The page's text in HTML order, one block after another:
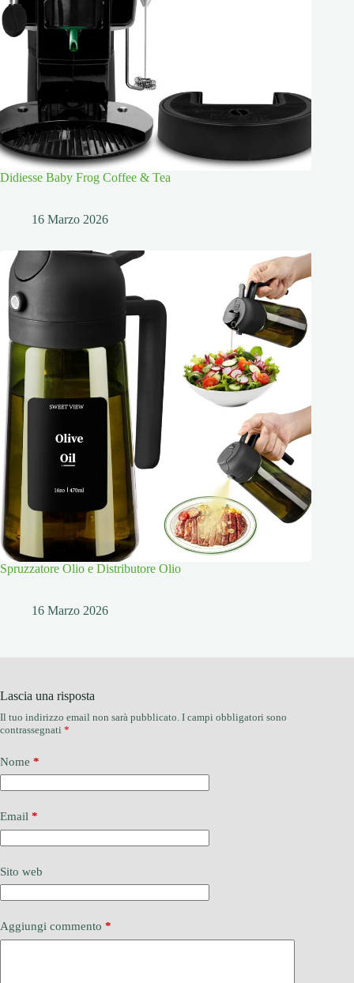
Didiesse Baby Frog Coffee & Tea
16 Marzo 2026
Spruzzatore Olio e Distributore Olio
16 Marzo 2026
Lascia una risposta
Il tuo indirizzo email non sarà pubblicato. I campi obbligatori sono
contrassegnati *
Nome *
Email *
Sito web
Aggiungi commento *